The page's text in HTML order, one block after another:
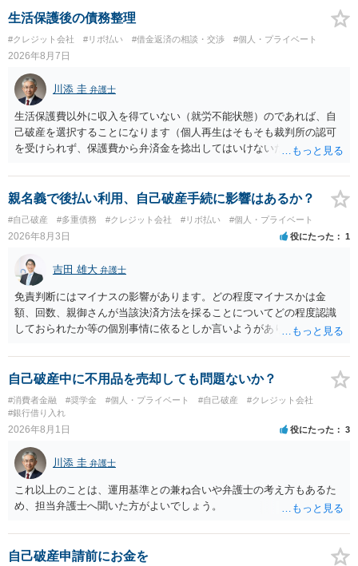
生活保護後の債務整理
#クレジット会社 #リボ払い #借金返済の相談・交渉 #個人・プライベート
2026年8月7日
川添 圭 弁護士
生活保護費以外に収入を得ていない（就労不能状態）のであれば、自
己破産を選択することになります（個人再生はそもそも裁判所の認可
を受けられず、保護費から弁済金を捻出してはいけないため任意整理
士費用は法テラスが負担し、裁判所の予納金等も法テラスが援助して
くれるため、弁護士へ自己破産を任せれば解決します。
親名義で後払い利用、自己破産手続に影響はあるか？
#自己破産 #多重債務 #クレジット会社 #リボ払い #個人・プライベート
2026年8月3日 役にたった 1
吉田 雄大 弁護士
免責判断にはマイナスの影響があります。どの程度マイナスかは金
額、回数、親御さんが当該決済方法を採ることについてどの程度認識
しておられたか等の個別事情に依るとしか言いようがありません。 と
なって相談し、善後策を考えることをお勧めします。
自己破産中に不用品を売却しても問題ないか？
#消費者金融 #奨学金 #個人・プライベート #自己破産
#クレジット会社
#銀行借り入れ
2026年8月1日 役にたった 3
川添 圭 弁護士
これ以上のことは、運用基準との兼ね合いや弁護士の考え方もあるた
め、担当弁護士へ聞いた方がよいでしょう。
自己破産申請前にお金を